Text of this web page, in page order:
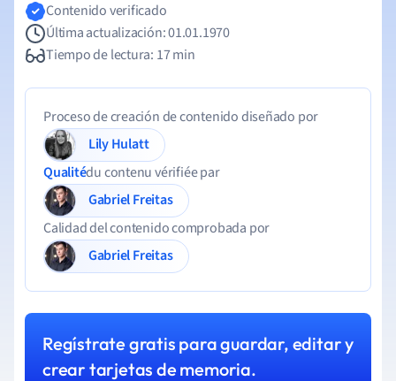
Contenido verificado
Última actualización: 01.01.1970
Tiempo de lectura: 17 min
Proceso de creación de contenido diseñado por
Lily Hulatt
Qualitédu contenu vérifiée par
Gabriel Freitas
Calidad del contenido comprobada por
Gabriel Freitas
Regístrate gratis para guardar, editar y
crear tarjetas de memoria.